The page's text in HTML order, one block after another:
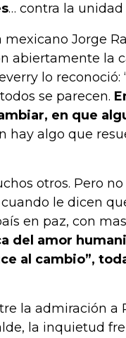
… contra la unidad
Jorge
abiertamente la
lo reconoció:
se parecen.
en que
hay algo que
otros. Pero
le dicen
en paz, con
del amor
al cambio”,
la admiración a
la inquietud